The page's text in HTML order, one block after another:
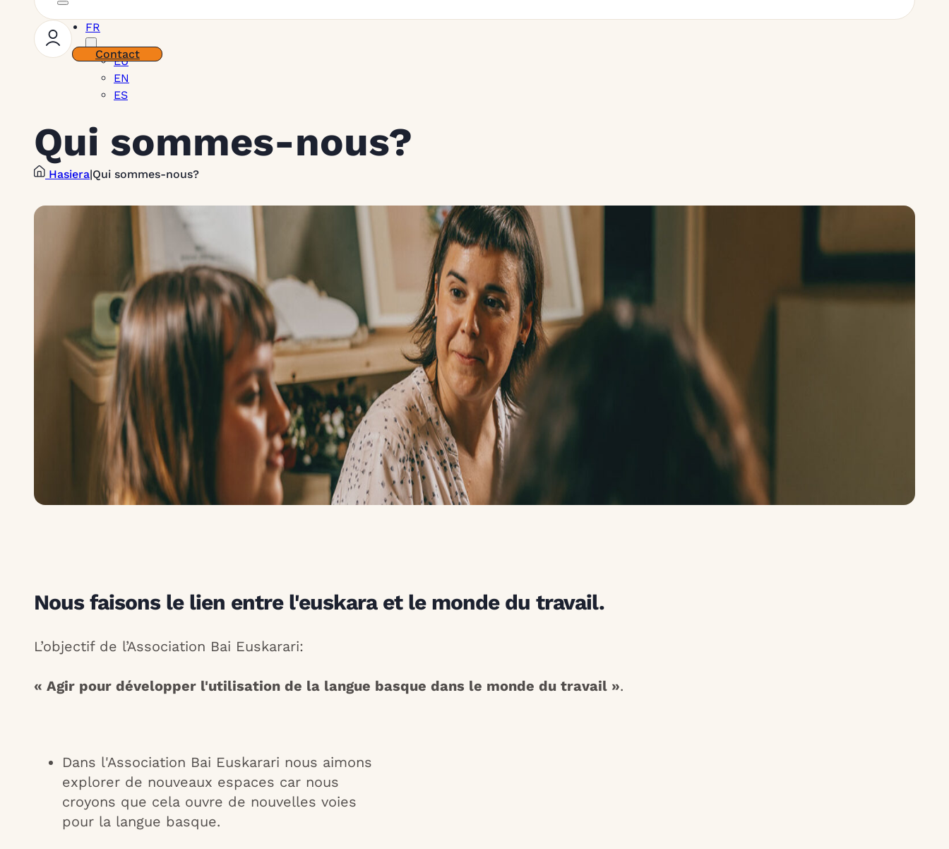
FR
EU
EN
ES
Contact
Qui sommes-nous?
Hasiera|Qui sommes-nous?
Nous faisons le lien entre l'euskara et le monde du travail.
L’objectif de l’Association Bai Euskarari:
« Agir pour développer l'utilisation de la langue basque dans le monde du travail ».
Dans l'Association Bai Euskarari nous aimons
explorer de nouveaux espaces car nous
croyons que cela ouvre de nouvelles voies
pour la langue basque.